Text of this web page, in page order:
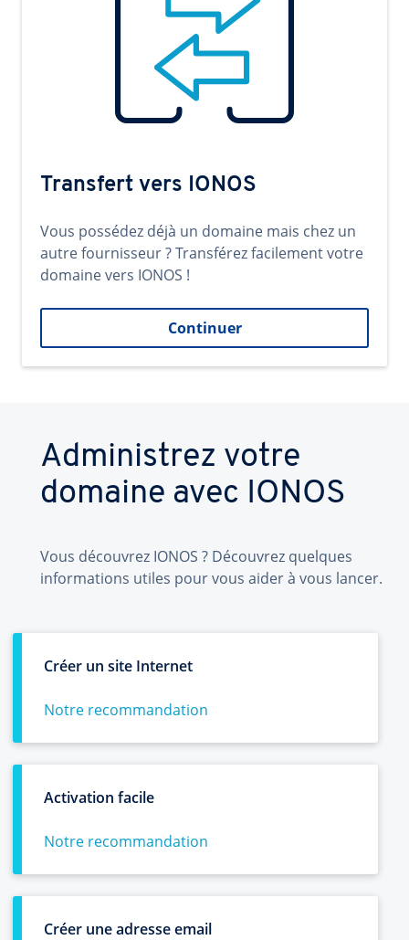
Transfert vers IONOS
Vous possédez déjà un domaine mais chez un
autre fournisseur ? Transférez facilement votre
domaine vers IONOS !
Continuer
Administrez votre
domaine avec IONOS
Vous découvrez IONOS ? Découvrez quelques
informations utiles pour vous aider à vous lancer.
Créer un site Internet
Notre recommandation
Activation facile
Notre recommandation
Créer une adresse email